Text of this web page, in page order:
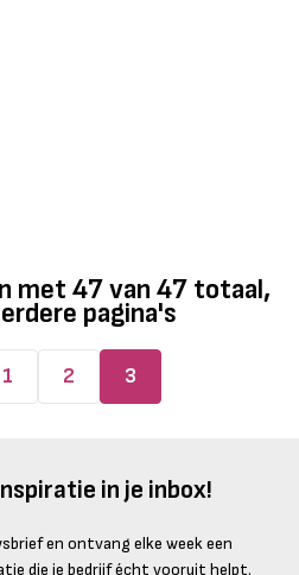
met 47van 47 totaal,
pagina's
1 2 3
in je inbox!
en ontvang elke week een
die je bedrijf écht vooruit helpt.